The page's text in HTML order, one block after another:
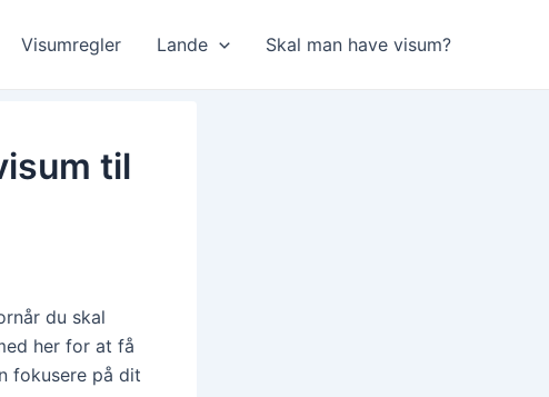
Visumregler Lande Skal man have visum?
til
du skal
her for at få
fokusere på dit